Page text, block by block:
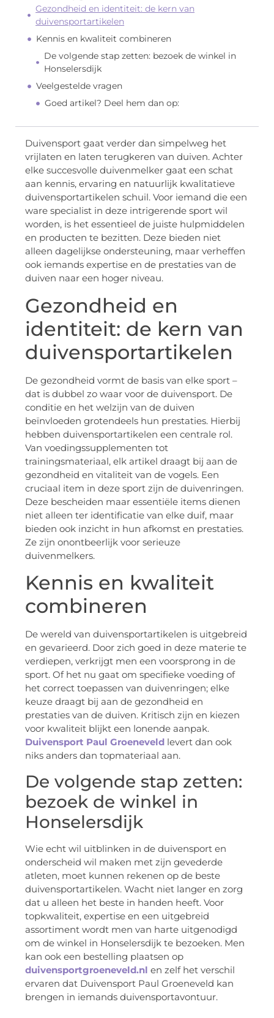
Gezondheid en identiteit: de kern van
duivensportartikelen
Kennis en kwaliteit combineren
De volgende stap zetten: bezoek de winkel in
Honselersdijk
Veelgestelde vragen
Goed artikel? Deel hem dan op:
Duivensport gaat verder dan simpelweg het
vrijlaten en laten terugkeren van duiven. Achter
elke succesvolle duivenmelker gaat een schat
aan kennis, ervaring en natuurlijk kwalitatieve
duivensportartikelen schuil. Voor iemand die een
ware specialist in deze intrigerende sport wil
worden, is het essentieel de juiste hulpmiddelen
en producten te bezitten. Deze bieden niet
alleen dagelijkse ondersteuning, maar verheffen
ook iemands expertise en de prestaties van de
duiven naar een hoger niveau.
Gezondheid en
identiteit: de kern van
duivensportartikelen
De gezondheid vormt de basis van elke sport –
dat is dubbel zo waar voor de duivensport. De
conditie en het welzijn van de duiven
beïnvloeden grotendeels hun prestaties. Hierbij
hebben duivensportartikelen een centrale rol.
Van voedingssupplementen tot
trainingsmateriaal, elk artikel draagt bij aan de
gezondheid en vitaliteit van de vogels. Een
cruciaal item in deze sport zijn de duivenringen.
Deze bescheiden maar essentiële items dienen
niet alleen ter identificatie van elke duif, maar
bieden ook inzicht in hun afkomst en prestaties.
Ze zijn onontbeerlijk voor serieuze
duivenmelkers.
Kennis en kwaliteit
combineren
De wereld van duivensportartikelen is uitgebreid
en gevarieerd. Door zich goed in deze materie te
verdiepen, verkrijgt men een voorsprong in de
sport. Of het nu gaat om specifieke voeding of
het correct toepassen van duivenringen; elke
keuze draagt bij aan de gezondheid en
prestaties van de duiven. Kritisch zijn en kiezen
voor kwaliteit blijkt een lonende aanpak.
Duivensport Paul Groeneveld levert dan ook
niks anders dan topmateriaal aan.
De volgende stap zetten:
bezoek de winkel in
Honselersdijk
Wie echt wil uitblinken in de duivensport en
onderscheid wil maken met zijn gevederde
atleten, moet kunnen rekenen op de beste
duivensportartikelen. Wacht niet langer en zorg
dat u alleen het beste in handen heeft. Voor
topkwaliteit, expertise en een uitgebreid
assortiment wordt men van harte uitgenodigd
om de winkel in Honselersdijk te bezoeken. Men
kan ook een bestelling plaatsen op
duivensportgroeneveld.nl en zelf het verschil
ervaren dat Duivensport Paul Groeneveld kan
brengen in iemands duivensportavontuur.